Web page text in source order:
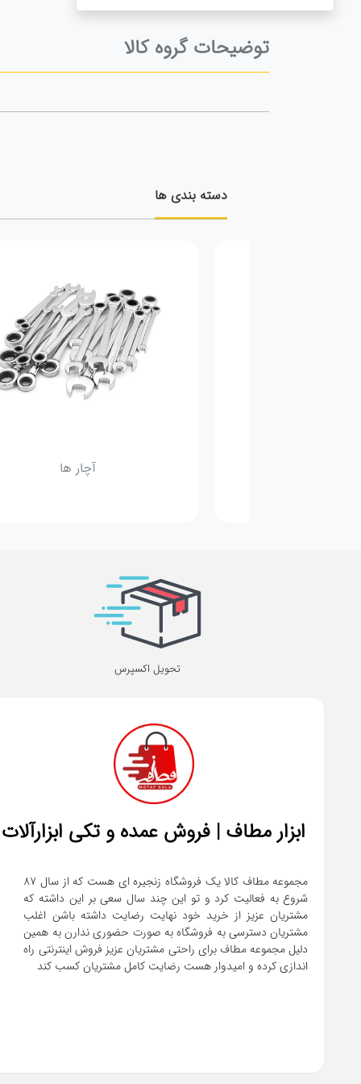
توضیحات گروه کالا
دسته بندی ها
آچار ها
تحویل اکسپرس
ابزار مطاف | فروش عمده و تکی ابزارآلات
مجموعه مطاف کالا یک فروشگاه زنجیره ای هست که از سال ۸۷
شروع به فعالیت کرد و تو این چند سال سعی بر این داشته که
مشتریان عزیز از خرید خود نهایت رضایت داشته باشن اغلب
مشتریان دسترسی به فروشگاه به صورت حضوری ندارن به همین
دلیل مجموعه مطاف برای راحتی مشتریان عزیز فروش اینترنتی راه
اندازی کرده و امیدوار هست رضایت کامل مشتریان کسب کند